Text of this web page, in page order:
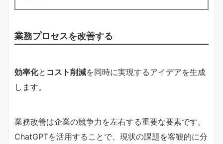
業務プロセスを改善する
効率化と コスト削減を同時に実現するアイデアを生成
します。
業務改善は企業の競争力を左右する重要な要素です。
ChatGPTを活用することで、現状の課題を客観的に分